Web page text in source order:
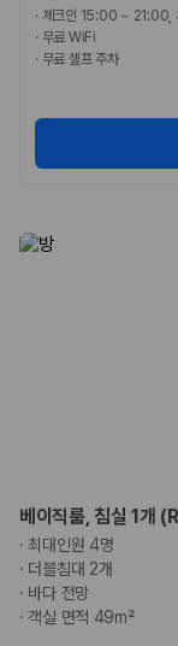
3. 제주공항 접근성
제주 렌트카는 차량 인
달라집니다. 공항에서
하는 것이 좋습니다.
제주도 렌트카
혼자 또는 2인 여
단체 여행이나 4
제주렌트카 보
니다
동일한 차량이라도 보
· 체크인 15:00 ~ 21:00,
· 무료 WiFi
· 무료 셀프 주차
베이직룸, 침실 1개
· 최대인원 4명
· 더블침대 2개
· 바다 전망
·객실 면적 49m²